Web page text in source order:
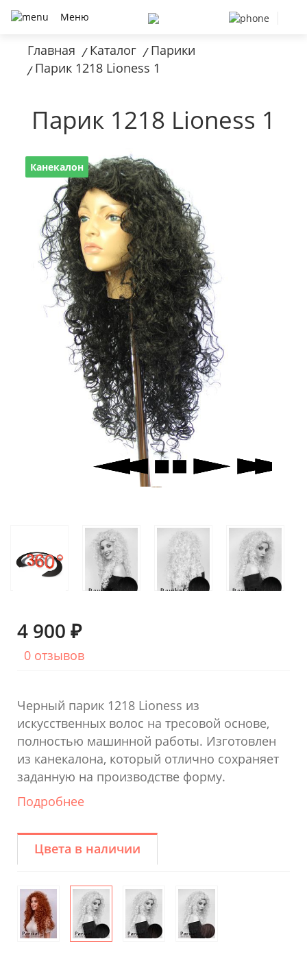
Меню
Главная / Каталог / Парики
/ Парик 1218 Lioness 1
Парик 1218 Lioness 1
Канекалон
4 900 ₽
0 отзывов
Черный парик 1218 Lioness из
искусственных волос на тресовой основе,
полностью машинной работы. Изготовлен
из канекалона, который отлично сохраняет
заданную на производстве форму.
Подробнее
Цвета в наличии